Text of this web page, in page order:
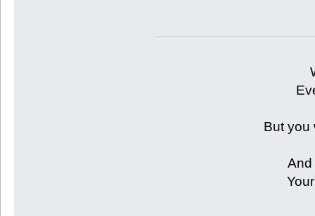
But you
And